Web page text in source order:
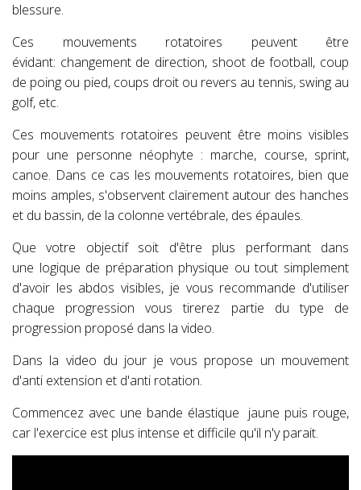
blessure.
Ces mouvements rotatoires peuvent être
évidant: changement de direction, shoot de football, coup
de poing ou pied, coups droit ou revers au tennis, swing au
golf, etc.
Ces mouvements rotatoires peuvent être moins visibles
pour une personne néophyte : marche, course, sprint,
canoe. Dans ce cas les mouvements rotatoires, bien que
moins amples, s'observent clairement autour des hanches
et du bassin, de la colonne vertébrale, des épaules.
Que votre objectif soit d'être plus performant dans
une logique de préparation physique ou tout simplement
d'avoir les abdos visibles, je vous recommande d'utiliser
chaque progressionvous tirerez partie du type de
progression proposé dans la video.
Dans la video du jour je vous propose un mouvement
d'anti extension et d'anti rotation.
Commencez avec une bande élastique jaune puis rouge,
car l'exercice est plus intense et difficile qu'il n'y parait.